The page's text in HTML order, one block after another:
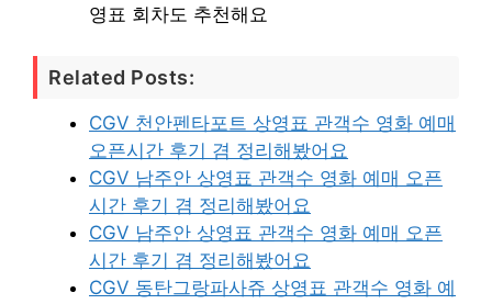
영표 회차도 추천해요
Related Posts:
CGV 천안펜타포트 상영표 관객수 영화 예매
오픈시간 후기 겸 정리해봤어요
CGV 남주안 상영표 관객수 영화 예매 오픈
시간 후기 겸 정리해봤어요
CGV 남주안 상영표 관객수 영화 예매 오픈
시간 후기 겸 정리해봤어요
CGV 동탄그랑파사쥬 상영표 관객수 영화 예